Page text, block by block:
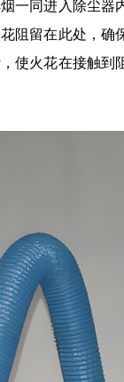
一同进入除尘
阻留在此处，
使火花在接触